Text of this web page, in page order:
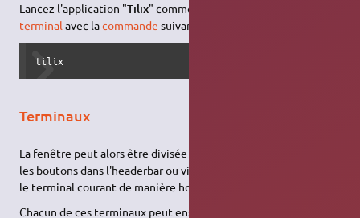
Lancez l'application "Tilix" comme indiqué
terminal avec lacommande suivante :
tilix
Terminaux
La fenêtre peut alors être divisée en plusieurs terminaux : avec
les boutons dans l'headerbar ou via le clic-droit, on peut diviser
le terminal courant de manière horizontale ou verticale.
Chacun de ces terminaux peut ensuite être fermé, ou bien